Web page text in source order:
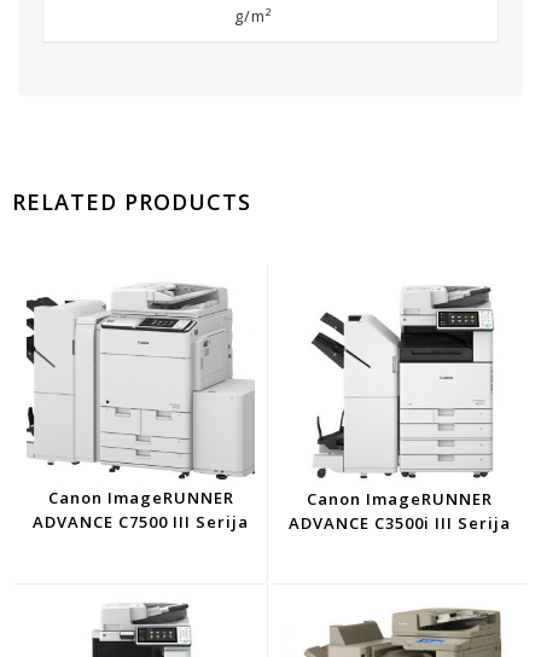
g/m²
RELATED PRODUCTS
Canon ImageRUNNER
ADVANCE C7500 III Serija
Canon ImageRUNNER
ADVANCE C3500i III Serija